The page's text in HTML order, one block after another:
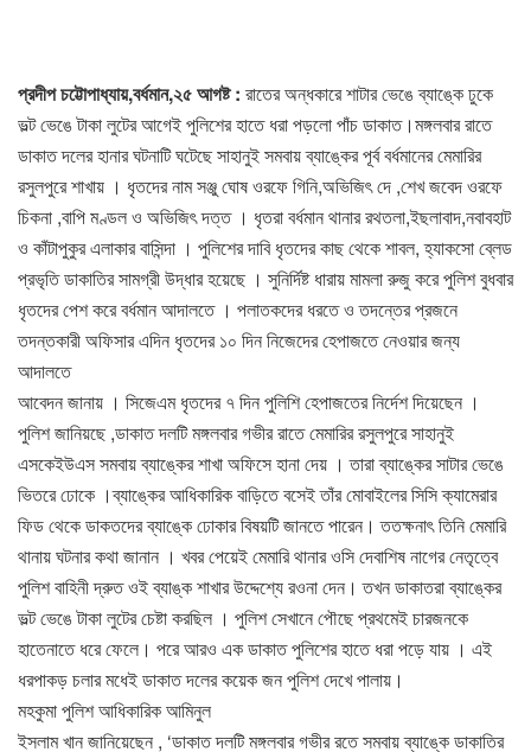
প্রদীপ চট্টোপাধ্যায়,বর্ধমান,২৫ আগষ্ট : রাতের অন্ধকারে শাটার ভেঙে ব্যাঙ্কে ঢুকে
ভল্ট ভেঙে টাকা লুটের আগেই পুলিশের হাতে ধরা পড়লো পাঁচ ডাকাত।মঙ্গলবার রাতে
ডাকাত দলের হানার ঘটনাটি ঘটেছে সাহানুই সমবায় ব্যাঙ্কের পূর্ব বর্ধমানের মেমারির
রসুলপুরে শাখায় । ধৃতদের নাম সঞ্জু ঘোষ ওরফে গিনি,অভিজিৎ দে ,শেখ জবেদ ওরফে
চিকনা ,বাপি মণ্ডল ও অভিজিৎ দত্ত । ধৃতরা বর্ধমান থানার রথতলা,ইছলাবাদ,নবাবহাট
ও কাঁটাপুকুর এলাকার বাসিন্দা । পুলিশের দাবি ধৃতদের কাছ থেকে শাবল, হ্যাকসো ব্লেড
প্রভৃতি ডাকাতির সামগ্রী উদ্ধার হয়েছে । সুনির্দিষ্ট ধারায় মামলা রুজু করে পুলিশ বুধবার
ধৃতদের পেশ করে বর্ধমান আদালতে । পলাতকদের ধরতে ও তদন্তের প্রজনে
তদন্তকারী অফিসার এদিন ধৃতদের ১০ দিন নিজেদের হেপাজতে নেওয়ার জন্য
আদালতে
আবেদন জানায় । সিজেএম ধৃতদের ৭ দিন পুলিশি হেপাজতের নির্দেশ দিয়েছেন ।
পুলিশ জানিয়ছে ,ডাকাত দলটি মঙ্গলবার গভীর রাতে মেমারির রসুলপুরে সাহানুই
এসকেইউএস সমবায় ব্যাঙ্কের শাখা অফিসে হানা দেয় । তারা ব্যাঙ্কের সাটার ভেঙে
ভিতরে ঢোকে ।ব্যাঙ্কের আধিকারিক বাড়িতে বসেই তাঁর মোবাইলের সিসি ক্যামেরার
ফিড থেকে ডাকতদের ব্যাঙ্কে ঢোকার বিষয়টি জানতে পারেন। ততক্ষনাৎ তিনি মেমারি
থানায় ঘটনার কথা জানান । খবর পেয়েই মেমারি থানার ওসি দেবাশিষ নাগের নেতৃত্বে
পুলিশ বাহিনী দ্রুত ওই ব্যাঙ্ক শাখার উদ্দেশ্যে রওনা দেন। তখন ডাকাতরা ব্যাঙ্কের
ভল্ট ভেঙে টাকা লুটের চেষ্টা করছিল । পুলিশ সেখানে পৌছে প্রথমেই চারজনকে
হাতেনাতে ধরে ফেলে। পরে আরও এক ডাকাত পুলিশের হাতে ধরা পড়ে যায় । এই
ধরপাকড় চলার মধেই ডাকাত দলের কয়েক জন পুলিশ দেখে পালায়।
মহকুমা পুলিশ আধিকারিক আমিনুল
ইসলাম খান জানিয়েছেন , ‘ডাকাত দলটি মঙ্গলবার গভীর রতে সমবায় ব্যাঙ্কে ডাকাতির